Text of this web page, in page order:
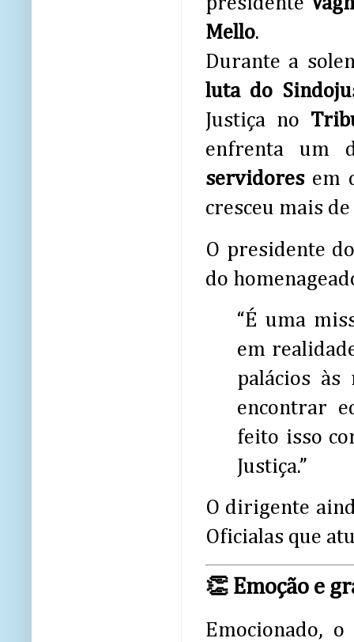
Mello.
Durante a
luta do
Justiça no
enfrenta um
servidoresem
cresceu mais de
O presidente
do
“É uma
em
palácios
encontrar
feito isso
Justiça.”
O dirigente
Oficialas que
👏 Emoção e
Emocionado,